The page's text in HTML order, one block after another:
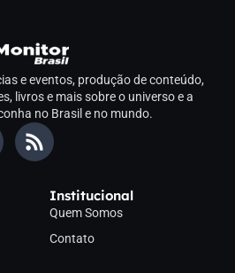
e eventos, produção de conteúdo,
livros e mais sobre o universo e a
no Brasil e no mundo.
Institucional
Quem Somos
Contato